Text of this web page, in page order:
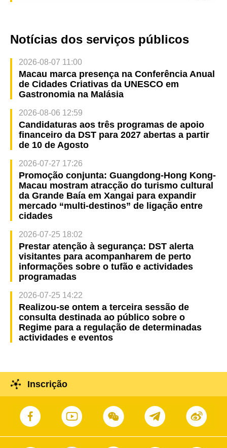
Notícias dos serviços públicos
2026-08-07 11:00
Macau marca presença na Conferência Anual
de Cidades Criativas da UNESCO em
Gastronomia na Malásia
2026-08-06 12:59
Candidaturas aos três programas de apoio
financeiro da DST para 2027 abertas a partir
de 10 de Agosto
2026-07-27 17:26
Promoção conjunta: Guangdong-Hong Kong-
Macau mostram atracção do turismo cultural
da Grande Baía em Xangai para expandir
mercado “multi-destinos” de ligação entre
cidades
2026-07-25 18:02
Prestar atenção à segurança: DST alerta
visitantes para acompanharem de perto
informações sobre o tufão e actividades
programadas
2026-07-25 14:22
Realizou-se ontem a terceira sessão de
consulta destinada ao público sobre o
Regime para a regulação de determinadas
actividades e eventos
Inscrição